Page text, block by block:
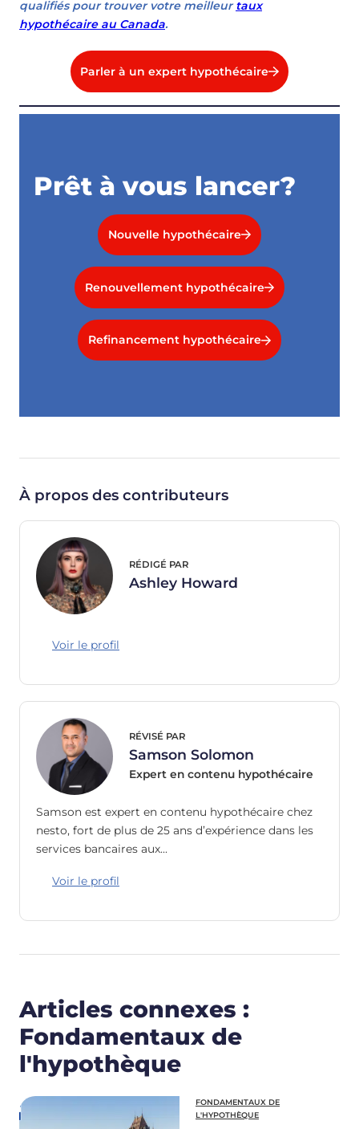
qualifiés pour trouver votre meilleurtaux
hypothécaire au Canada.
Parler à un expert hypothécaire
Prêt à vous lancer?
Nouvelle hypothécaire
Renouvellement hypothécaire
Refinancement hypothécaire
À propos des contributeurs
RÉDIGÉ PAR
Ashley Howard
Voir le profil
RÉVISÉ PAR
Samson Solomon
Expert en contenu hypothécaire
Samson est expert en contenu hypothécaire chez
nesto, fort de plus de 25 ans d’expérience dans les
services bancaires aux…
Voir le profil
Articles connexes :
Fondamentaux de
l'hypothèque
FONDAMENTAUX DE
L'HYPOTHÈQUE